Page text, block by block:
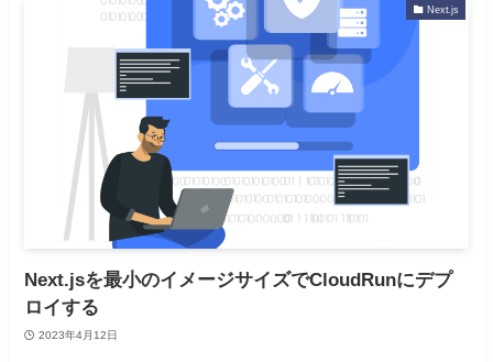
Next.js
Next.jsを最小のイメージサイズでCloudRunにデプ
ロイする
2023年4月12日